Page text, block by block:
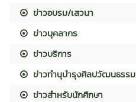
ข่าวอบรม/เสวนา
ข่าวบุคลากร
ข่าวบริการ
ข่าวทำนุบำรุงศิลปวัฒนธรรม
ข่าวสำหรับนักศึกษา